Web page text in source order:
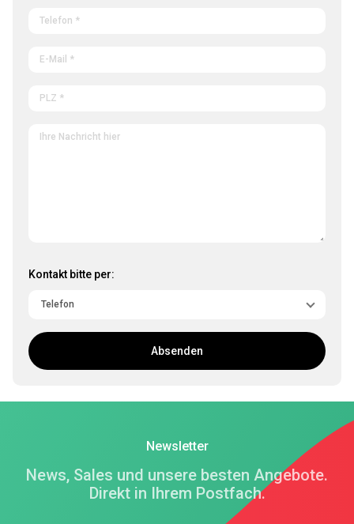
Kontakt bitte per:
Absenden
Newsletter
News, Sales und unsere besten Angebote.
Direkt in Ihrem Postfach.